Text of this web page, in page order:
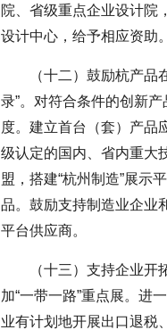
院、省级重点企业设计院
设计中心，给予相应资助。
（十二）鼓励杭产品
录”。对符合条件的创新
度。建立首台（套）产品
级认定的国内、省内重大
盟，搭建“杭州制造”展示
品。鼓励支持制造业企业
平台供应商。
（十三）支持企业
加“一带一路”重点展。进
业有计划地开展出口退税